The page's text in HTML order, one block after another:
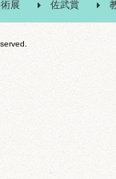
展 佐武賞